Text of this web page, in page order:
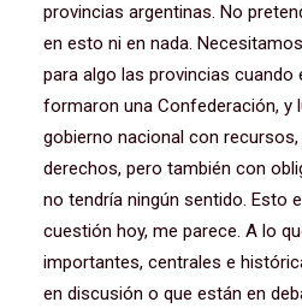
provincias argentinas. No
en esto ni en nada.
para algo las provincias cuando
formaron una Confederación, y
gobierno nacional con
derechos, pero también con
no tendría ningún sentido. Esto
cuestión hoy, me parece. A lo
importantes, centrales e
en discusión o que están en